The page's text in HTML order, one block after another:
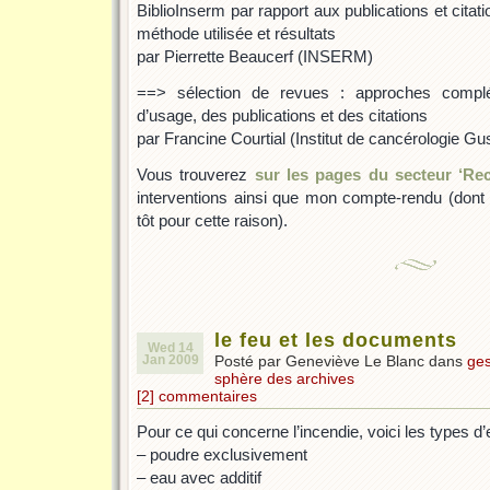
BiblioInserm par rapport aux publications et
méthode utilisée et résultats
par Pierrette Beaucerf (INSERM)
==> sélection de revues : approches
d’usage, des publications et des citations
par Francine Courtial (Institut de cancérologie
Vous trouverez sur les pages du secteur
interventions ainsi que mon compte-rendu
tôt pour cette raison).
Wed 14
Jan 2009
le feu et les documents
Posté par Geneviève Le Blanc dans
sphère des archives
[2] commentaires
Pour ce qui concerne l’incendie, voici les types
– poudre exclusivement
– eau avec additif